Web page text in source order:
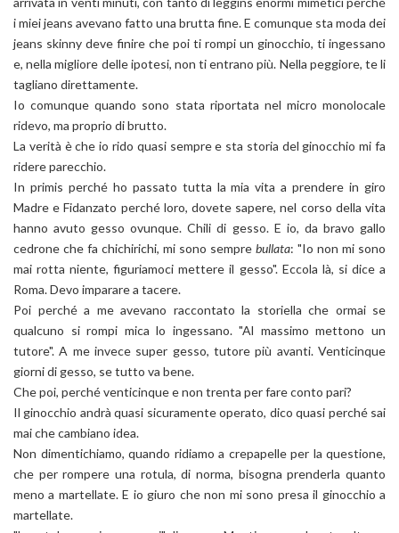
i miei jeans avevano fatto una brutta fine. E comunque sta moda dei
jeans skinny deve finire che poi ti rompi un ginocchio, ti ingessano
e, nella migliore delle ipotesi, non ti entrano più. Nella peggiore, te li
tagliano direttamente.
Io comunque quando sono stata riportata nel micro monolocale
ridevo, ma proprio di brutto.
La verità è che io rido quasi sempre e sta storia del ginocchio mi fa
ridere parecchio.
In primis perché ho passato tutta la mia vita a prendere in giro
Madre e Fidanzato perché loro, dovete sapere, nel corso della vita
hanno avuto gesso ovunque. Chili di gesso. E io, da bravo gallo
cedrone che fa chichirichi, mi sono sempre bullata: "Io non mi sono
mai rotta niente, figuriamoci mettere il gesso". Eccola là, si dice a
Roma. Devo imparare a tacere.
Poi perché a me avevano raccontato la storiella che ormai se
qualcuno si rompi mica lo ingessano. "Al massimo mettono un
tutore". A me invece super gesso, tutore più avanti. Venticinque
giorni di gesso, se tutto va bene.
Che poi, perché venticinque e non trenta per fare conto pari?
Il ginocchio andrà quasi sicuramente operato, dico quasi perché sai
mai che cambiano idea.
Non dimentichiamo, quando ridiamo a crepapelle per la questione,
che per rompere una rotula, di norma, bisogna prenderla quanto
meno a martellate. E io giuro che non mi sono presa il ginocchio a
martellate.